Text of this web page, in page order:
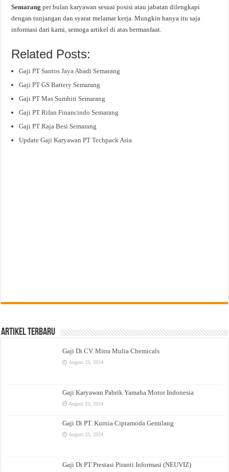
Semarangper bulan karyawan sesuai posisi atau jabatan dilengkapi
dengan tunjangan dan syarat melamar kerja. Mungkin hanya itu saja
informasi dari kami, semoga artikel di atas bermanfaat.
Related Posts:
Gaji PT Santos Jaya Abadi Semarang
Gaji PT GS Battery Semarang
Gaji PT Mas Sumbiri Semarang
Gaji PT Rifan Financindo Semarang
Gaji PT Raja Besi Semarang
Update Gaji Karyawan PT Techpack Asia
Artikel Terbaru
Gaji Di CV. Mitra Mulia Chemicals
August 23, 2024
Gaji Karyawan Pabrik Yamaha Motor Indonesia
August 23, 2024
Gaji Di PT. Kurnia Ciptamoda Gemilang
August 23, 2024
Gaji Di PT Prestasi Piranti Informasi (NEUVIZ)